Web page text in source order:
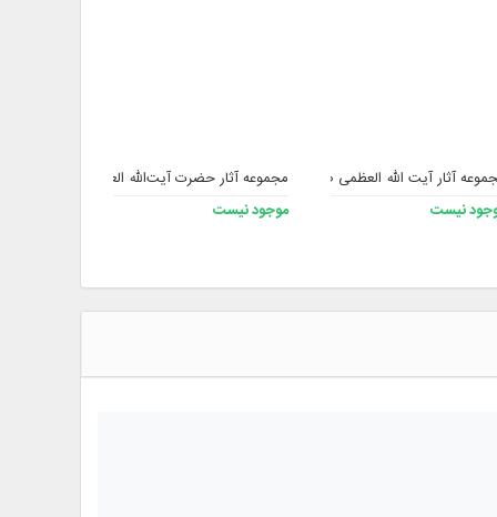
آثار آیت الله العظمی صافی گلپایگانی (ره)
نیست
مجموعه آثار حضرت آیت‌الله العظمی جعفر
موجود نیست